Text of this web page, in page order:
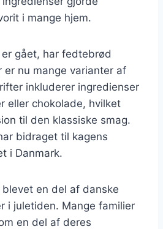
i mange hjem.
gået, har fedtebrød
er nu mange varianter af
inkluderer ingredienser
eller chokolade, hvilket
til den klassiske smag.
bidraget til kagens
i Danmark.
en del af danske
i juletiden. Mange familier
en del af deres